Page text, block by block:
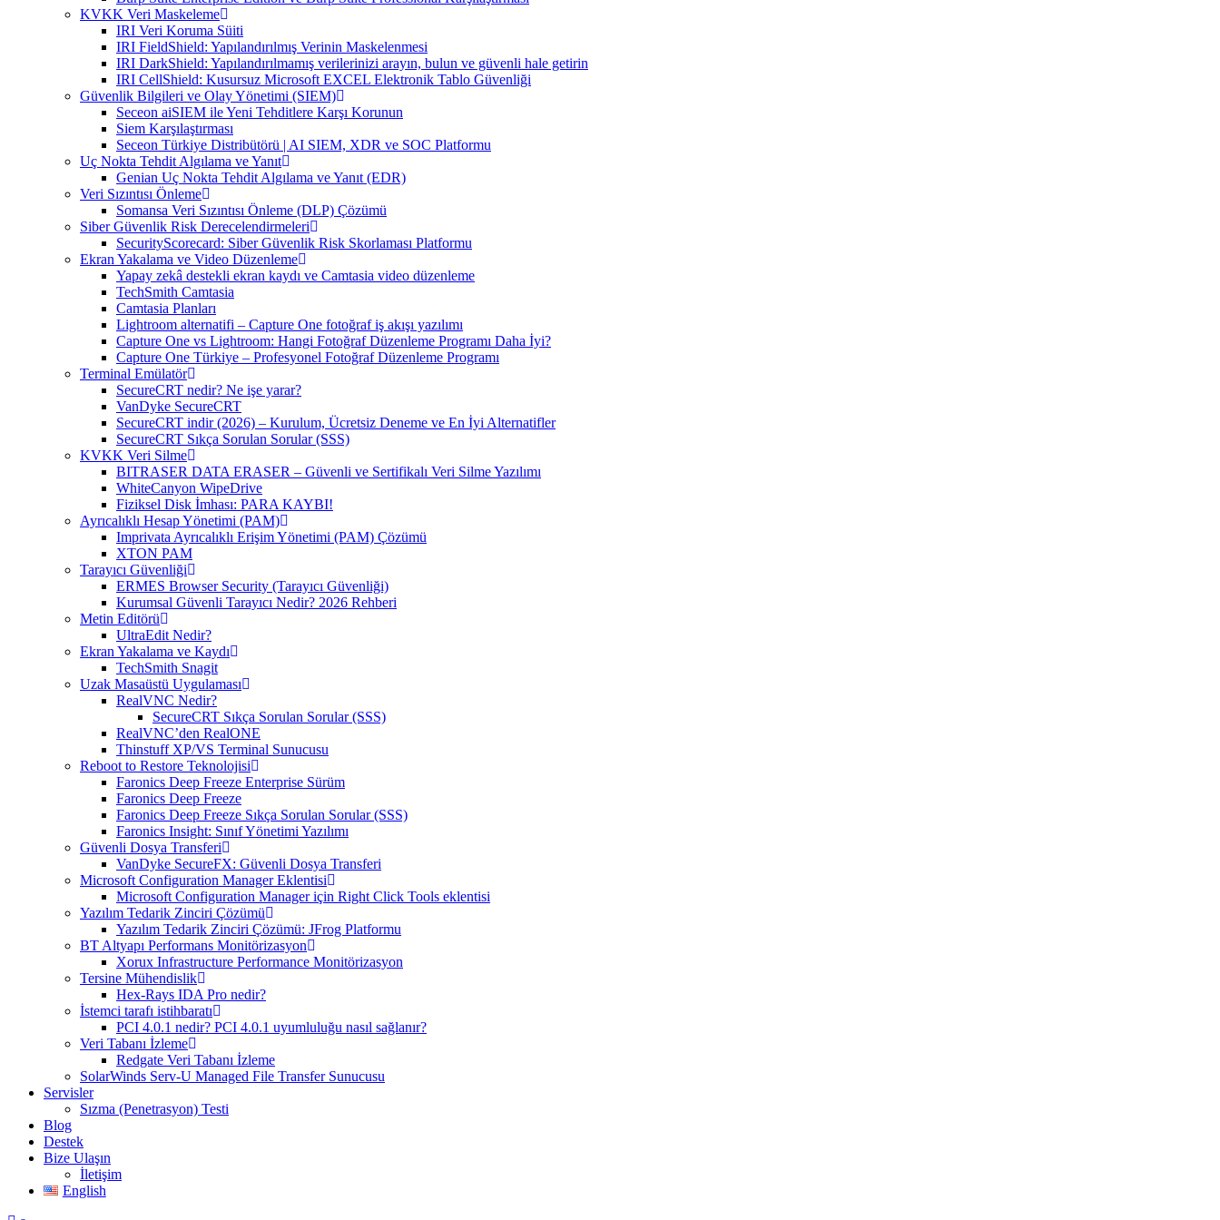
KVKK Veri Maskeleme
IRI Veri Koruma Süiti
IRI FieldShield: Yapılandırılmış Verinin Maskelenmesi
IRI DarkShield: Yapılandırılmamış verilerinizi arayın, bulun ve güvenli hale getirin
IRI CellShield: Kusursuz Microsoft EXCEL Elektronik Tablo Güvenliği
Güvenlik Bilgileri ve Olay Yönetimi (SIEM)
Seceon aiSIEM ile Yeni Tehditlere Karşı Korunun
Siem Karşılaştırması
Seceon Türkiye Distribütörü | AI SIEM, XDR ve SOC Platformu
Uç Nokta Tehdit Algılama ve Yanıt
Genian Uç Nokta Tehdit Algılama ve Yanıt (EDR)
Veri Sızıntısı Önleme
Somansa Veri Sızıntısı Önleme (DLP) Çözümü
Siber Güvenlik Risk Derecelendirmeleri
SecurityScorecard: Siber Güvenlik Risk Skorlaması Platformu
Ekran Yakalama ve Video Düzenleme
Yapay zekâ destekli ekran kaydı ve Camtasia video düzenleme
TechSmith Camtasia
Camtasia Planları
Lightroom alternatifi – Capture One fotoğraf iş akışı yazılımı
Capture One vs Lightroom: Hangi Fotoğraf Düzenleme Programı Daha İyi?
Capture One Türkiye – Profesyonel Fotoğraf Düzenleme Programı
Terminal Emülatör
SecureCRT nedir? Ne işe yarar?
VanDyke SecureCRT
SecureCRT indir (2026) – Kurulum, Ücretsiz Deneme ve En İyi Alternatifler
SecureCRT Sıkça Sorulan Sorular (SSS)
KVKK Veri Silme
BITRASER DATA ERASER – Güvenli ve Sertifikalı Veri Silme Yazılımı
WhiteCanyon WipeDrive
Fiziksel Disk İmhası: PARA KAYBI!
Ayrıcalıklı Hesap Yönetimi (PAM)
Imprivata Ayrıcalıklı Erişim Yönetimi (PAM) Çözümü
XTON PAM
Tarayıcı Güvenliği
ERMES Browser Security (Tarayıcı Güvenliği)
Kurumsal Güvenli Tarayıcı Nedir? 2026 Rehberi
Metin Editörü
UltraEdit Nedir?
Ekran Yakalama ve Kaydı
TechSmith Snagit
Uzak Masaüstü Uygulaması
RealVNC Nedir?
SecureCRT Sıkça Sorulan Sorular (SSS)
RealVNC’den RealONE
Thinstuff XP/VS Terminal Sunucusu
Reboot to Restore Teknolojisi
Faronics Deep Freeze Enterprise Sürüm
Faronics Deep Freeze
Faronics Deep Freeze Sıkça Sorulan Sorular (SSS)
Faronics Insight: Sınıf Yönetimi Yazılımı
Güvenli Dosya Transferi
VanDyke SecureFX: Güvenli Dosya Transferi
Microsoft Configuration Manager Eklentisi
Microsoft Configuration Manager için Right Click Tools eklentisi
Yazılım Tedarik Zinciri Çözümü
Yazılım Tedarik Zinciri Çözümü: JFrog Platformu
BT Altyapı Performans Monitörizasyon
Xorux Infrastructure Performance Monitörizasyon
Tersine Mühendislik
Hex-Rays IDA Pro nedir?
İstemci tarafı istihbaratı
PCI 4.0.1 nedir? PCI 4.0.1 uyumluluğu nasıl sağlanır?
Veri Tabanı İzleme
Redgate Veri Tabanı İzleme
SolarWinds Serv-U Managed File Transfer Sunucusu
Servisler
Sızma (Penetrasyon) Testi
Blog
Destek
Bize Ulaşın
İletişim
English